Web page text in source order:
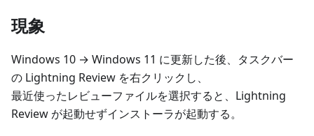
現象
Windows 10 → Windows 11 に更新した後、タスクバー
の Lightning Review を右クリックし、
最近使ったレビューファイルを選択すると、Lightning
Review が起動せずインストーラが起動する。